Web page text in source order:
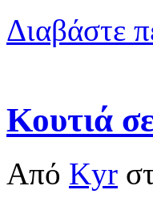
Διαβάστε
Κουτιά
Από Kyr